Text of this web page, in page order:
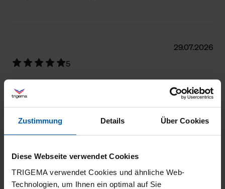
Zustimmung Details Über Cookies
Diese Webseite verwendet Cookies
TRIGEMA verwendet Cookies und ähnliche Web-
Technologien, um Ihnen ein optimal auf Sie
29.07.2026
5
25.07.2026
5
Schon passiert in erster Bewertung: lange